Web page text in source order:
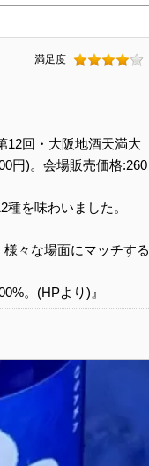
満足度
12回・大阪地酒天満大
円)。会場販売価格:260
を味わいました。
々な場面にマッチする
。(HPより)』